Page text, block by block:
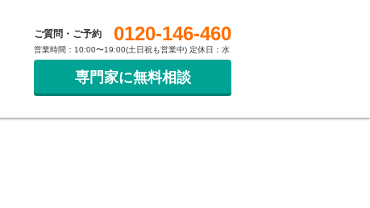
専門家に無料相談
ご質問・ご予約 0120-146-460
営業時間：10:00〜19:00(土日祝も営業中) 定休日：水